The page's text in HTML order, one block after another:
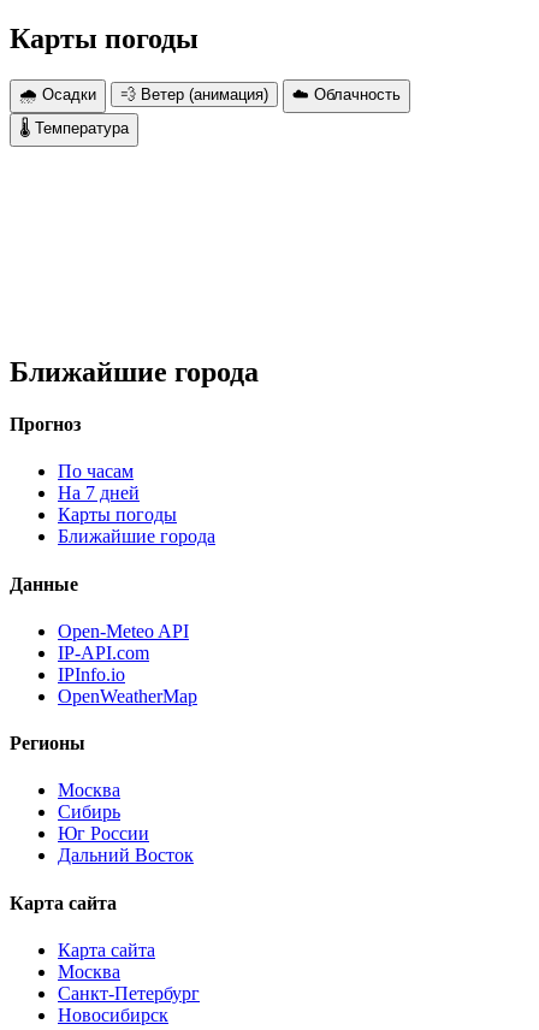
Карты погоды
🌧 Осадки 💨 Ветер (анимация)
☁️ Облачность
🌡 Температура
Ближайшие города
Прогноз
По часам
На 7 дней
Карты погоды
Ближайшие города
Данные
Open-Meteo API
IP-API.com
IPInfo.io
OpenWeatherMap
Регионы
Москва
Сибирь
Юг России
Дальний Восток
Карта сайта
Карта сайта
Москва
Санкт-Петербург
Новосибирск